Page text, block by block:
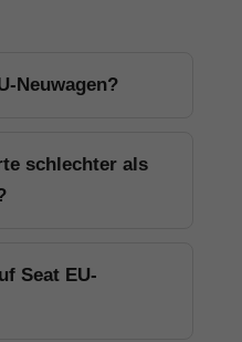
Neuwagen?
schlechter als
Seat EU-